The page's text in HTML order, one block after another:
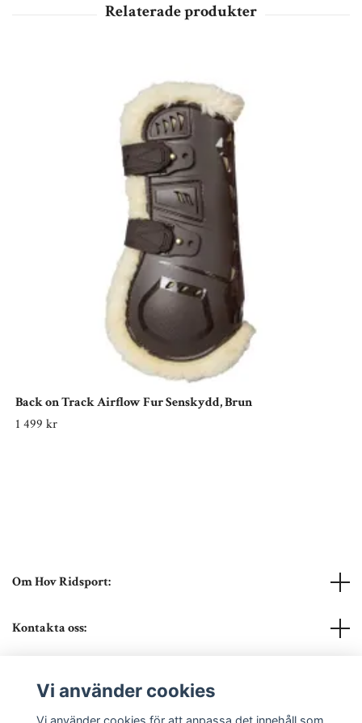
Back on Track Airflow Fur Senskydd, Brun
1 499 kr
Om Hov Ridsport:
Kontakta oss:
Vi använder cookies
Vi använder cookies för att anpassa det innehåll som